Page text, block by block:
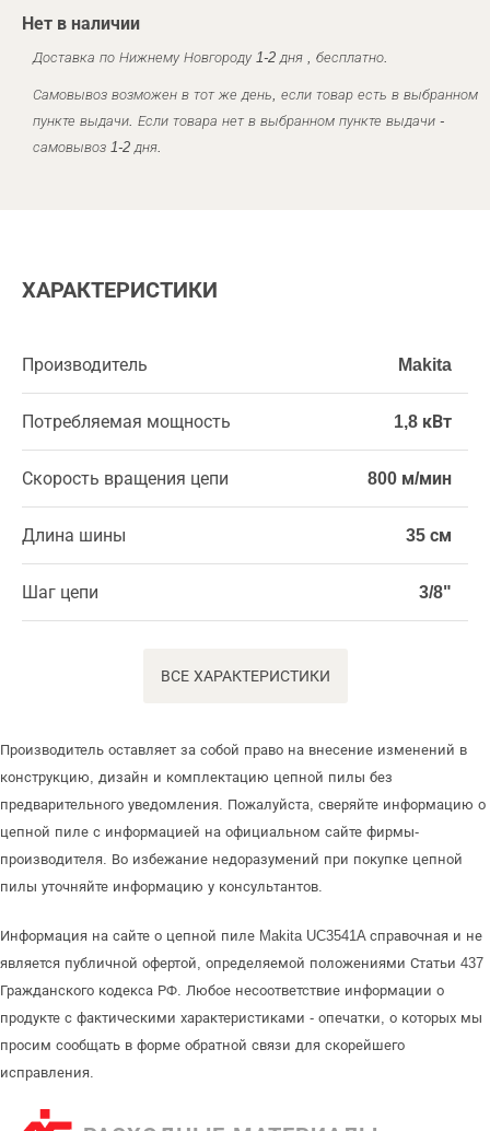
Нет в наличии
Доставка по Нижнему Новгороду 1-2 дня , бесплатно.
Самовывоз возможен в тот же день, если товар есть в выбранном
пункте выдачи. Если товара нет в выбранном пункте выдачи -
самовывоз 1-2 дня.
ХАРАКТЕРИСТИКИ
Производитель Makita
Потребляемая мощность 1,8 кВт
Скорость вращения цепи 800 м/мин
Длина шины 35 см
Шаг цепи 3/8"
ВСЕ ХАРАКТЕРИСТИКИ
Производитель оставляет за собой право на внесение изменений в
конструкцию, дизайн и комплектацию цепной пилы без
предварительного уведомления. Пожалуйста, сверяйте информацию о
цепной пиле с информацией на официальном сайте фирмы-
производителя. Во избежание недоразумений при покупке цепной
пилы уточняйте информацию у консультантов.
Информация на сайте о цепной пиле Makita UC3541A справочная и не
является публичной офертой, определяемой положениями Статьи 437
Гражданского кодекса РФ. Любое несоответствие информации о
продукте с фактическими характеристиками - опечатки, о которых мы
просим сообщать в форме обратной связи для скорейшего
исправления.